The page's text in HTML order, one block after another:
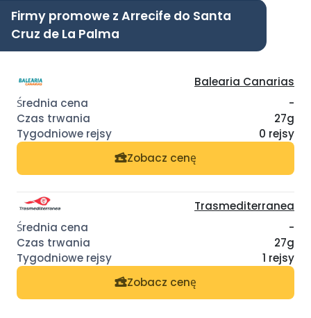
Firmy promowe z Arrecife do Santa
Cruz de La Palma
Balearia Canarias
-
27g
0 rejsy
Zobacz cenę
Trasmediterranea
-
27g
1 rejsy
Zobacz cenę